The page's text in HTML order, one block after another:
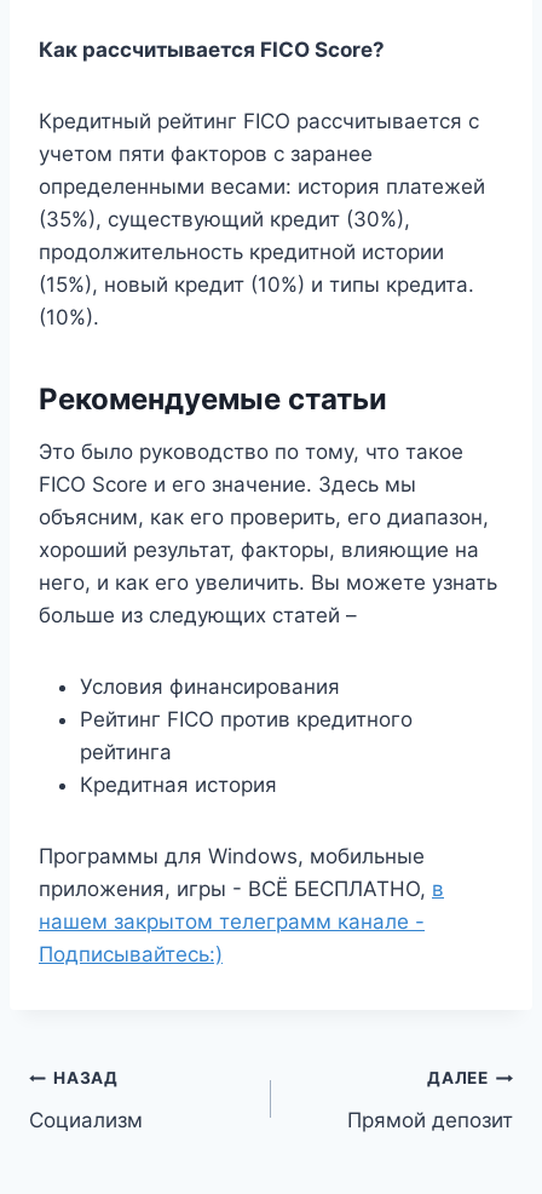
Как рассчитывается FICO Score?
Кредитный рейтинг FICO рассчитывается с
учетом пяти факторов с заранее
определенными весами: история платежей
(35%), существующий кредит (30%),
продолжительность кредитной истории
(15%), новый кредит (10%) и типы кредита.
(10%).
Рекомендуемые статьи
Это было руководство по тому, что такое
FICO Score и его значение. Здесь мы
объясним, как его проверить, его диапазон,
хороший результат, факторы, влияющие на
него, и как его увеличить. Вы можете узнать
больше из следующих статей –
Условия финансирования
Рейтинг FICO против кредитного
рейтинга
Кредитная история
Программы для Windows, мобильные
приложения, игры - ВСЁ БЕСПЛАТНО, в
нашем закрытом телеграмм канале -
Подписывайтесь:)
Навигация
по
НАЗАД
Социализм
ДАЛЕЕ
Прямой депозит